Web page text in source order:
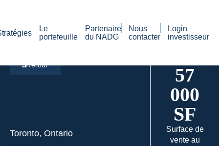
Le
portefeuille
Partenaire
du NADG
Nous
contacter
Login
investisseur
Retour
Toronto, Ontario
57
000
SF
Surface de
vente au